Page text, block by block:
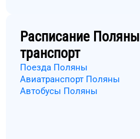
Расписание Поляны
транспорт
Поезда Поляны
Авиатранспорт Поляны
Автобусы Поляны